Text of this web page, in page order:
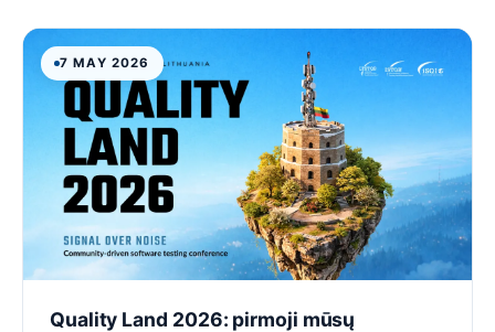
7 MAY 2026
Quality Land 2026: pirmoji mūsų